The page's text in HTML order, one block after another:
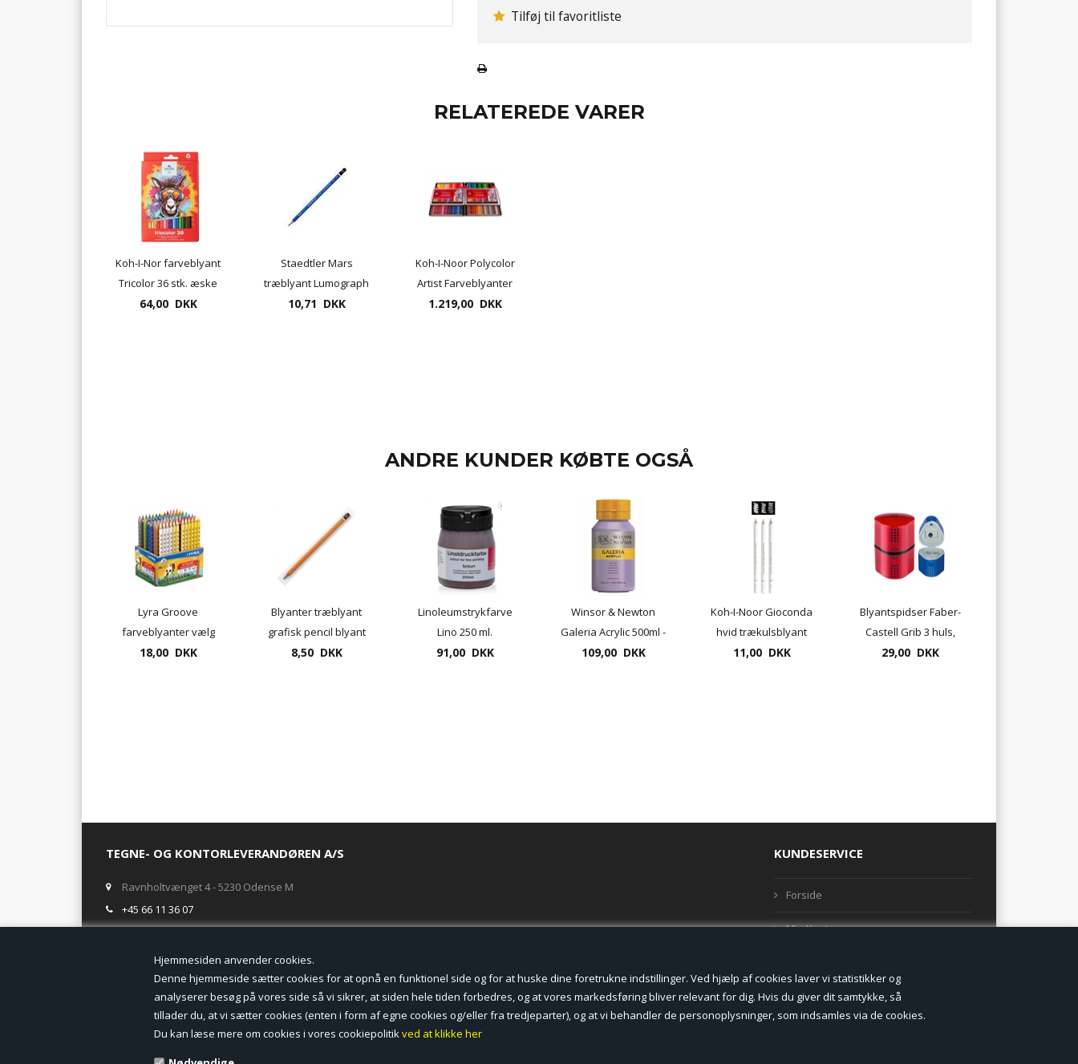
Hjemmesiden anvender cookies.
Denne hjemmeside sætter cookies for at opnå en funktionel side og for at huske dine foretrukne indstillinger. Ved hjælp af cookies laver vi statistikker og
analyserer besøg på vores side så vi sikrer, at siden hele tiden forbedres, og at vores markedsføring bliver relevant for dig. Hvis du giver dit samtykke, så
tillader du, at vi sætter cookies (enten i form af egne cookies og/eller fra tredjeparter), og at vi behandler de personoplysninger, som indsamles via de cookies.
Du kan læse mere om cookies i vores cookiepolitikved at klikke her
Tilføj til favoritliste
RELATEREDE VARER
Koh-I-Nor farveblyant
Tricolor 36 stk. æske
UDSOLGT
64,00 DKK
Staedtler Mars
træblyant Lumograph
100
10,71 DKK
Koh-I-Noor Polycolor
Artist Farveblyanter
144 pr. æske ( leveres
1.219,00 DKK
ANDRE KUNDER KØBTE OGSÅ
Lyra Groove
farveblyanter vælg
mellem 24 farver
18,00 DKK
Blyanter træblyant
grafisk pencil blyant
type 1500
8,50 DKK
Linoleumstrykfarve
Lino 250 ml.
91,00 DKK
Winsor & Newton
Galeria Acrylic 500ml -
mange farver
109,00 DKK
Koh-I-Noor Gioconda
hvid trækulsblyant
8812 - flere
11,00 DKK
Blyantspidser Faber-
Castell Grib 3 huls,
farvet
29,00 DKK
TEGNE- OG KONTORLEVERANDØREN A/S
Ravnholtvænget 4 - 5230 Odense M
+45 66 11 36 07
salg@tegneogkontor.dk
ÅBNINGSTIDER I BUTIKKEN
Mandag-Fredag: 8.00 - 17.00
Ring gerne for lagerstatus inden besøg i butikken
KUNDESERVICE
Forside
Min Konto
Vilkår og betingelser